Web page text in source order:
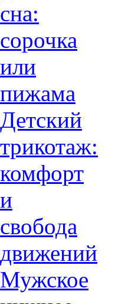
сна:
сорочка
или
пижама
Детский
трикотаж:
комфорт
и
свобода
движений
Мужское